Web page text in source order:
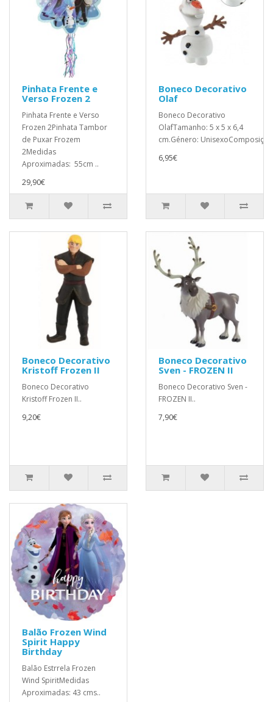
Pinhata Frente e
Verso Frozen 2
Pinhata Frente e Verso
Frozen 2Pinhata Tambor
de Puxar Frozem
2Medidas
Aproximadas: 55cm ..
29,90€
Boneco Decorativo
Olaf
Boneco Decorativo
OlafTamanho: 5 x 5 x 6,4
cm.Género:
6,95€
Boneco Decorativo
Kristoff Frozen II
Boneco Decorativo
Kristoff Frozen II..
9,20€
Boneco Decorativo
Sven - FROZEN II
Boneco Decorativo Sven -
FROZEN II..
7,90€
Balão Frozen Wind
Spirit Happy
Birthday
Balão Estrrela Frozen
Wind SpiritMedidas
Aproximadas: 43 cms..